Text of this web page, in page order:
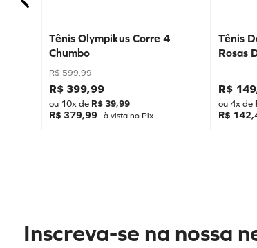
Tênis Olympikus Corre 4
Chumbo
R$ 599,99
R$ 399,99
ou 10x de R$ 39,99
R$ 379,99 à vista no Pix
Tênis
Rosas
R$ 149
ou4x de
R$
Inscreva-se na nossa